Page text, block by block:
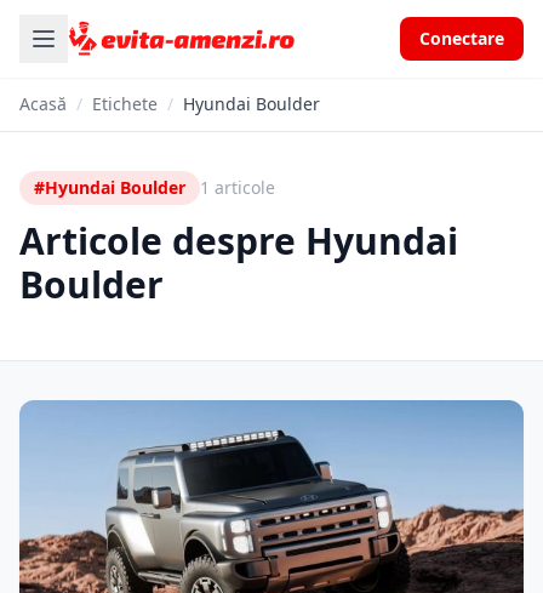
Conectare
Acasă / Etichete / Hyundai Boulder
#Hyundai Boulder 1 articole
Articole despre Hyundai
Boulder